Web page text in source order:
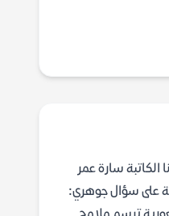
الكاتبة سارة عمر
على سؤال جوهري: